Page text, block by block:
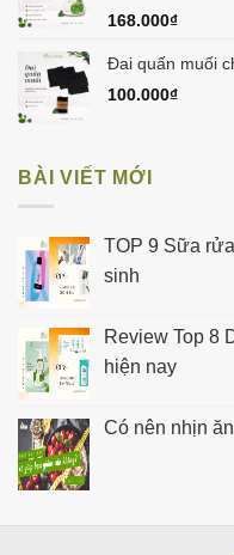
168.000₫
Đai quấn muối
100.000₫
BÀI VIẾT MỚI
TOP 9 Sữa
sinh
Review Top 8
hiện nay
Có nên nhịn